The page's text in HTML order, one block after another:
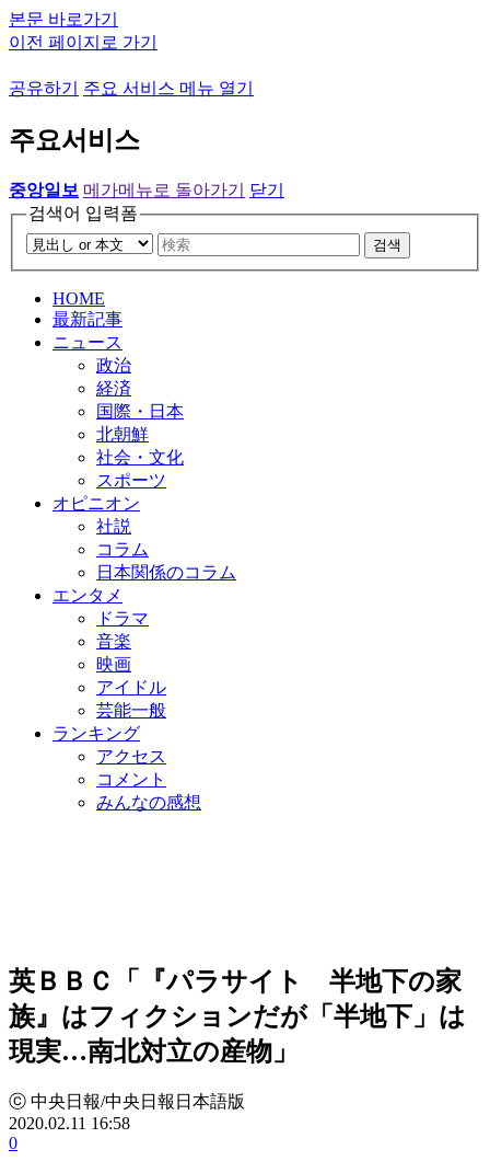
본문 바로가기
이전 페이지로 가기
공유하기 주요 서비스 메뉴 열기
주요서비스
중앙일보 메가메뉴로 돌아가기
닫기
검색어 입력폼
검색
HOME
最新記事
ニュース
政治
経済
国際・日本
北朝鮮
社会・文化
スポーツ
オピニオン
社説
コラム
日本関係のコラム
エンタメ
ドラマ
音楽
映画
アイドル
芸能一般
ランキング
アクセス
コメント
みんなの感想
英ＢＢＣ「『パラサイト 半地下の家
族』はフィクションだが「半地下」は
現実…南北対立の産物」
ⓒ 中央日報/中央日報日本語版
2020.02.11 16:58
0